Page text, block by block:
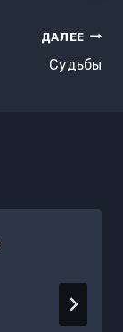
ДАЛЕЕ
Судьбы